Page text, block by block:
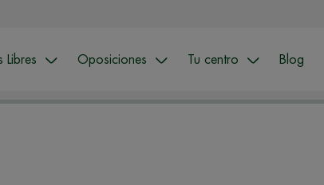
Libres Oposiciones Tu centro Blog